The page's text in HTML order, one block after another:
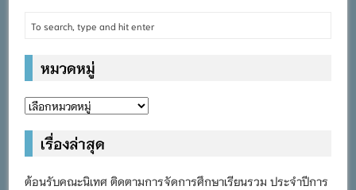
หมวดหมู่
หมวด
เรื่องล่าสุด
ต้อนรับคณะนิเทศ ติดตามการจัดการศึกษาเรียนรวม ประจำปีการ